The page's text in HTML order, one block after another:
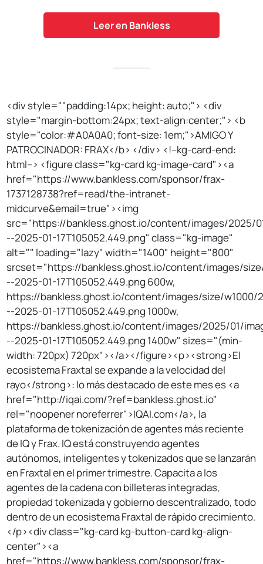
Leer en Bankless
<div style=""padding:14px; height: auto;"> <div
style="margin-bottom:24px; text-align:center;"> <b
style="color:#A0A0A0; font-size: 1em;">AMIGO Y
PATROCINADOR: FRAX</b> </div> <!--kg-card-end:
html--> <figure class="kg-card kg-image-card"><a
href="https://www.bankless.com/sponsor/frax-
1737128738?ref=read/the-intranet-
midcurve&email=true"><img
src="https://bankless.ghost.io/content/images/2025/
--2025-01-17T105052.449.png" class="kg-image"
alt="" loading="lazy" width="1400" height="800"
srcset="https://bankless.ghost.io/content/images/
--2025-01-17T105052.449.png 600w,
https://bankless.ghost.io/content/images/size/w1000/
--2025-01-17T105052.449.png 1000w,
https://bankless.ghost.io/content/images/2025/01/
--2025-01-17T105052.449.png 1400w" sizes="(min-
width: 720px) 720px"></a></figure><p><strong>El
ecosistema Fraxtal se expande a la velocidad del
rayo</strong>: lo más destacado de este mes es <a
href="http://iqai.com/?ref=bankless.ghost.io"
rel="noopener noreferrer">IQAI.com</a>, la
plataforma de tokenización de agentes más reciente
de IQ y Frax. IQ está construyendo agentes
autónomos, inteligentes y tokenizados que se lanzarán
en Fraxtal en el primer trimestre. Capacita a los
agentes de la cadena con billeteras integradas,
propiedad tokenizada y gobierno descentralizado, todo
dentro de un ecosistema Fraxtal de rápido crecimiento.
</p><div class="kg-card kg-button-card kg-align-
center"><a
href="https://www.bankless.com/sponsor/frax-